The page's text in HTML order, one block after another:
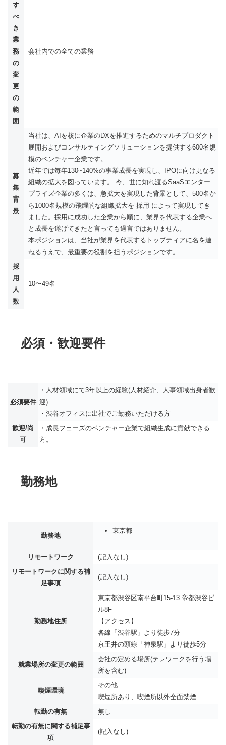
す
べ
き
業
務
の
変
更
の
範
囲
会社内での全ての業務
募
集
背
景
当社は、AIを核に企業のDXを推進するためのマルチプロダクト
展開およびコンサルティングソリューションを提供する600名規
模のベンチャー企業です。
近年では毎年130~140%の事業成長を実現し、IPOに向け更なる
組織の拡大を図っています。 今、世に知れ渡るSaaSエンター
プライズ企業の多くは、急拡大を実現した背景として、500名か
ら1000名規模の飛躍的な組織拡大を”採用”によって実現してき
ました。採用に成功した企業から順に、業界を代表する企業へ
と成長を遂げてきたと言っても過言ではありません。
本ポジションは、当社が業界を代表するトップティアに名を連
ねるうえで、最重要の役割を担うポジションです。
採
用
人
数
10〜49名
必須・歓迎要件
必須要件
・人材領域にて3年以上の経験(人材紹介、人事領域出身者歓
迎)
・渋谷オフィスに出社でご勤務いただける方
歓迎/尚
可
・成長フェーズのベンチャー企業で組織生成に貢献できる
方。
勤務地
勤務地
東京都
リモートワーク
(記入なし)
リモートワークに関する補
足事項
(記入なし)
勤務地住所
東京都渋谷区南平台町15-13 帝都渋谷ビ
ル8F
【アクセス】
各線「渋谷駅」より徒歩7分
京王井の頭線「神泉駅」より徒歩5分
就業場所の変更の範囲
会社の定める場所(テレワークを行う場
所を含む)
喫煙環境
その他
喫煙所あり、喫煙所以外全面禁煙
転勤の有無
無し
転勤の有無に関する補足事
項
(記入なし)